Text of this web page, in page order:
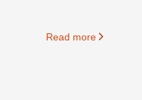
Read more